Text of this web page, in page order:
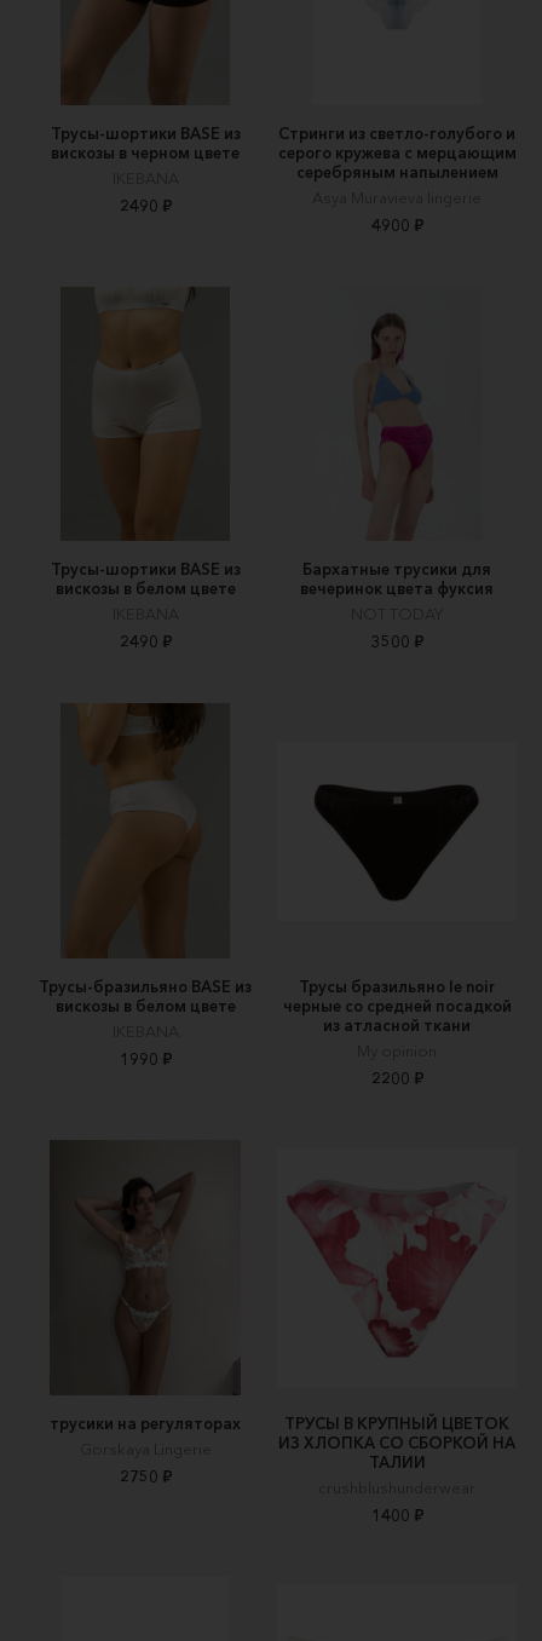
Трусы-шортики BASE из
вискозы в черном цвете
IKEBANA
2490 ₽
Стринги из светло-голубого и
серого кружева с мерцающим
серебряным напылением
Asya Muravieva lingerie
4900 ₽
Трусы-шортики BASE из
вискозы в белом цвете
IKEBANA
2490 ₽
Бархатные трусики для
вечеринок цвета фуксия
NOT TODAY
3500 ₽
Трусы-бразильяно BASE из
вискозы в белом цвете
IKEBANA
1990 ₽
Трусы бразильяно le noir
черные со средней посадкой
из атласной ткани
My opinion
2200 ₽
трусики на регуляторах
Gorskaya Lingerie
2750 ₽
ТРУСЫ В КРУПНЫЙ ЦВЕТОК
ИЗ ХЛОПКА СО СБОРКОЙ НА
ТАЛИИ
crushblushunderwear
1400 ₽